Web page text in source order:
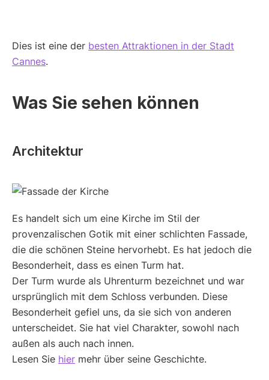
Dies ist eine der besten Attraktionen in der Stadt
Cannes.
Was Sie sehen können
Architektur
Es handelt sich um eine Kirche im Stil der
provenzalischen Gotik mit einer schlichten Fassade,
die die schönen Steine hervorhebt. Es hat jedoch die
Besonderheit, dass es einen Turm hat.
Der Turm wurde als Uhrenturm bezeichnet und war
ursprünglich mit dem Schloss verbunden. Diese
Besonderheit gefiel uns, da sie sich von anderen
unterscheidet. Sie hat viel Charakter, sowohl nach
außen als auch nach innen.
Lesen Sie hier mehr über seine Geschichte.